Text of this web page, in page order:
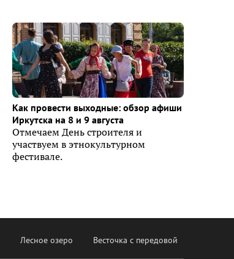
Как провести выходные: обзор афиши
Иркутска на 8 и 9 августа
Отмечаем День строителя и
участвуем в этнокультурном
фестивале.
Лесное озеро Весточка с передовой